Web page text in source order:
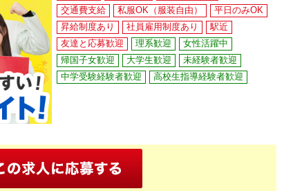
交通費支給
私服OK（服装自由）
平日のみOK
昇給制度あり
社員雇用制度あり
駅近
友達と応募歓迎
理系歓迎
女性活躍中
帰国子女歓迎
大学生歓迎
未経験者歓迎
中学受験経験者歓迎
高校生指導経験者歓迎